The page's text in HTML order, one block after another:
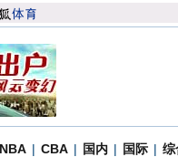
NBA | CBA | 国内 | 国际 | 综